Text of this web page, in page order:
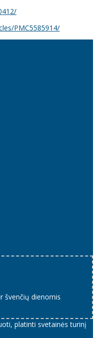
PMC5585914/
švenčių dienomis
platinti svetainės turinį